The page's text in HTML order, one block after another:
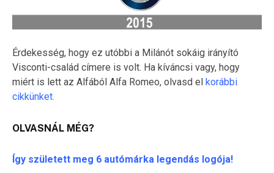
Érdekesség, hogy ez utóbbi a Milánót sokáig irányító
Visconti-család címere is volt. Ha kíváncsi vagy, hogy
miért is lett az Alfából Alfa Romeo, olvasd el korábbi
cikkünket.
OLVASNÁL MÉG?
Így született meg 6 autómárka legendás logója!